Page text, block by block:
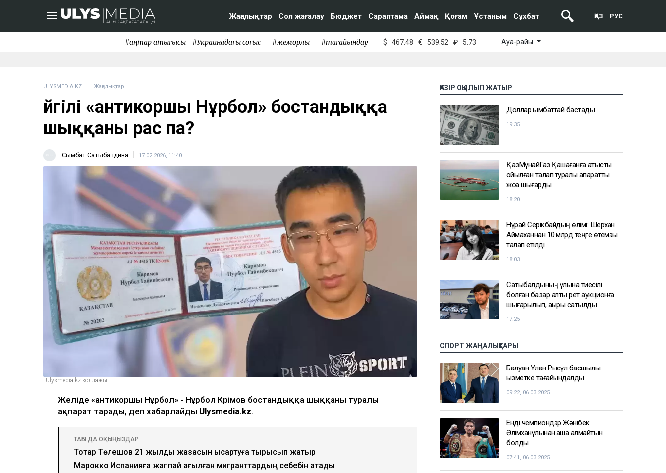
Жаңалықтар Сол жағалау Бюджет Сараптама Аймақ Қоғам Ұстаным Сұхбат ҚАЗ РУС
#қаңтар қақтығысы #Украинадағы соғыс #жемқорлық #тағайындау $ 467.48 € 539.52 ₽ 5.73 Ауа-райы
ULYSMEDIA.KZ Жаңалықтар
Әйгілі «антикоршы Нұрбол» бостандыққа
шыққаны рас па?
Сымбат Сатыбалдина 17.02.2026, 11:40
Ulysmedia.kz коллажы
Желіде «антикоршы Нұрбол» - Нұрбол Кәрімов бостандыққа шыққаны туралы
ақпарат тарады, деп хабарлайды Ulysmedia.kz.
ТАҒЫ ДА ОҚЫҢЫЗДАР
Тоқтар Төлешов 21 жылдық жазасын қысқартуға тырысып жатыр
Марокко Испанияға жаппай ағылған мигранттардың себебін атады
ҚАЗІР ОҚЫЛЫП ЖАТЫР
Доллар қымбаттай бастады
19:35
ҚазМұнайГаз Қашағанға қатысты
қойылған талап туралы ақпаратты
жоққа шығарды
18:20
Нұрай Серікбайдың өлімі: Шерхан
Аймаханнан 10 млрд теңге өтемақы
талап етілді
18:03
Сатыбалдының ұлына тиесілі
болған базар алты рет аукционға
шығарылып, ақыры сатылды
17:25
СПОРТ ЖАҢАЛЫҚТАРЫ
Балуан Ұлан Рысқұл басшылық
қызметке тағайындалды
09:22, 06.03.2025
Енді чемпиондар Жәнібек
Әлімханұлынан қаша алмайтын
болды
07:41, 06.03.2025